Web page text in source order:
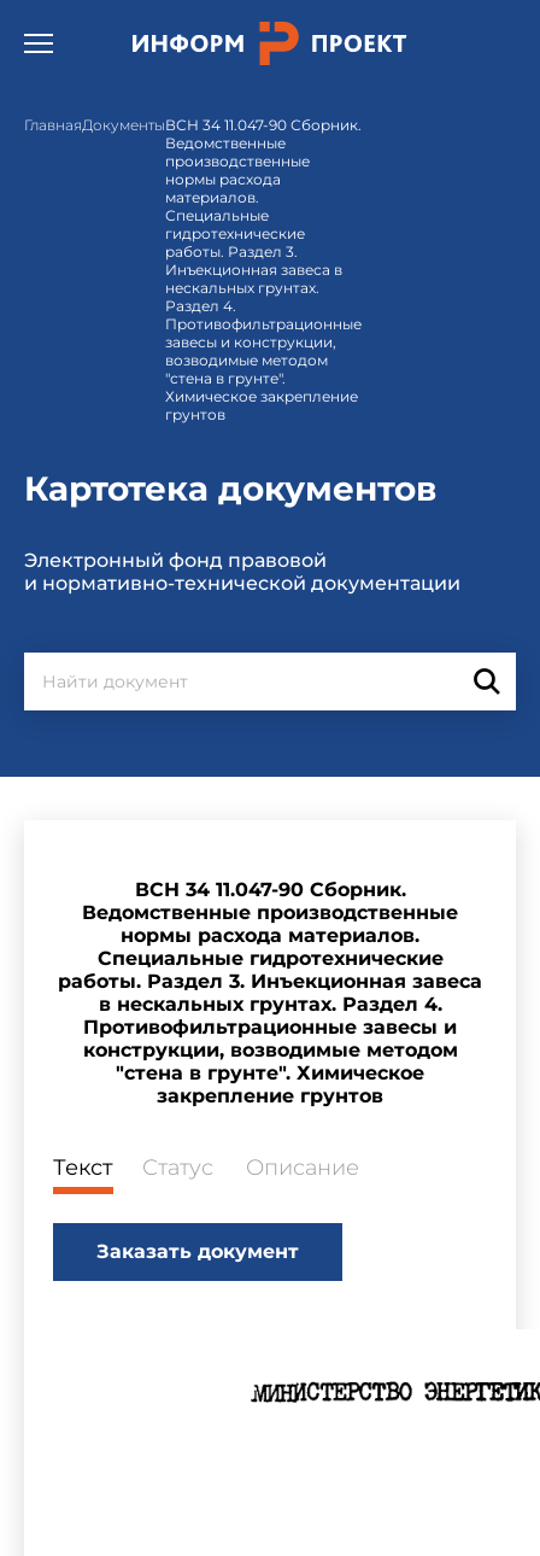
Открыть бургер меню.
ГлавнаяДокументыВСН 34 11.047-90 Сборник.
Ведомственные
производственные
нормы расхода
материалов.
Специальные
гидротехнические
работы. Раздел 3.
Инъекционная завеса в
нескальных грунтах.
Раздел 4.
Противофильтрационные
завесы и конструкции,
возводимые методом
"стена в грунте".
Химическое закрепление
грунтов
Картотека документов
Электронный фонд правовой
и нормативно-технической документации
ВСН 34 11.047-90 Сборник.
Ведомственные производственные
нормы расхода материалов.
Специальные гидротехнические
работы. Раздел 3. Инъекционная завеса
в нескальных грунтах. Раздел 4.
Противофильтрационные завесы и
конструкции, возводимые методом
"стена в грунте". Химическое
закрепление грунтов
Текст Статус Описание
Заказать документ